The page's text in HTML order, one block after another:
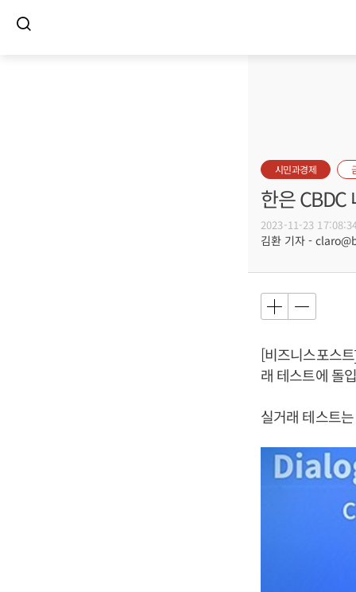
시민과경제
한은 CBDC
2023-11-23
김환 기자 -
[비즈니스포스
래 테스트에 돌
실거래 테스트